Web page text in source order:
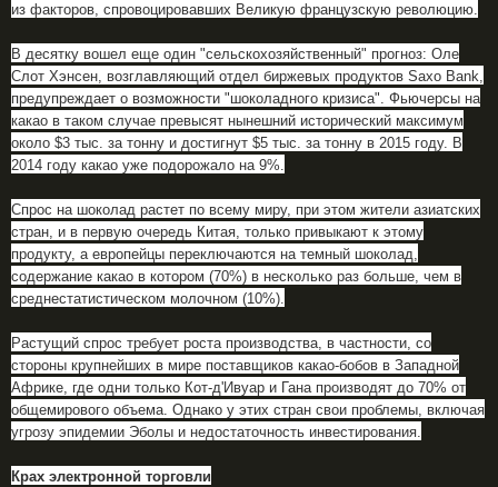
из факторов, спровоцировавших Великую французскую революцию.
В десятку вошел еще один "сельскохозяйственный" прогноз: Оле
Слот Хэнсен, возглавляющий отдел биржевых продуктов Saxo Bank,
предупреждает о возможности "шоколадного кризиса". Фьючерсы на
какао в таком случае превысят нынешний исторический максимум
около $3 тыс. за тонну и достигнут $5 тыс. за тонну в 2015 году. В
2014 году какао уже подорожало на 9%.
Спрос на шоколад растет по всему миру, при этом жители азиатских
стран, и в первую очередь Китая, только привыкают к этому
продукту, а европейцы переключаются на темный шоколад,
содержание какао в котором (70%) в несколько раз больше, чем в
среднестатистическом молочном (10%).
Растущий спрос требует роста производства, в частности, со
стороны крупнейших в мире поставщиков какао-бобов в Западной
Африке, где одни только Кот-д'Ивуар и Гана производят до 70% от
общемирового объема. Однако у этих стран свои проблемы, включая
угрозу эпидемии Эболы и недостаточность инвестирования.
Крах электронной торговли